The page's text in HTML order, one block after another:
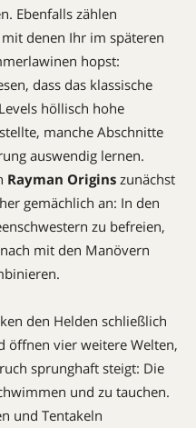
Ebenfalls zählen
denen Ihr im späteren
hopst:
dass das klassische
höllisch hohe
manche Abschnitte
auswendig lernen.
Rayman Origins zunächst
gemächlich an: In den
zu befreien,
mit den Manövern
den Helden schließlich
öffnen vier weitere Welten,
sprunghaft steigt: Die
und zu tauchen.
und Tentakeln